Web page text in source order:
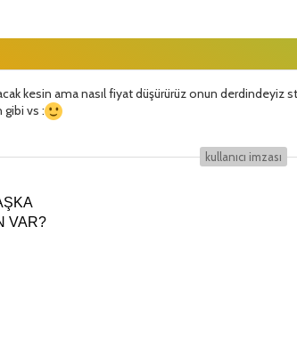
kesin ama nasıl fiyat düşürürüz onun derdindeyiz
gibi vs :
kullanıcı i̇mzası
VAR?